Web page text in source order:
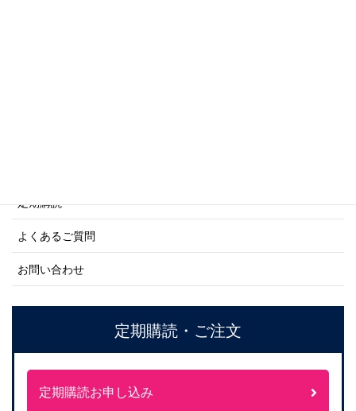
定期購読
よくあるご質問
お問い合わせ
定期購読・ご注文
定期購読お申し込み